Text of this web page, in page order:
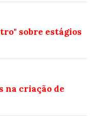
sobre estágios
na criação de